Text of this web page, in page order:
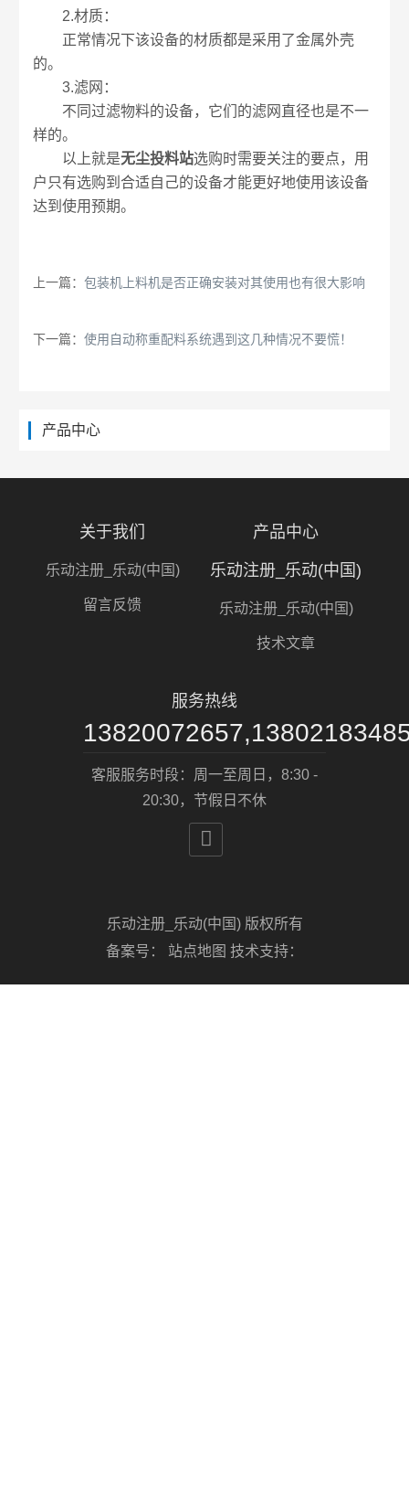
2.材质：
正常情况下该设备的材质都是采用了金属外壳
的。
3.滤网：
不同过滤物料的设备，它们的滤网直径也是不一
样的。
以上就是无尘投料站选购时需要关注的要点，用
户只有选购到合适自己的设备才能更好地使用该设备
达到使用预期。
上一篇：包装机上料机是否正确安装对其使用也有很大影响
下一篇：使用自动称重配料系统遇到这几种情况不要慌！
产品中心
关于我们
乐动注册_乐动(中国)
留言反馈
产品中心
乐动注册_乐动(中国)
乐动注册_乐动(中国)
技术文章
服务热线
客服服务时段：周一至周日，8:30 -
20:30，节假日不休

乐动注册_乐动(中国) 版权所有
备案号： 站点地图 技术支持：